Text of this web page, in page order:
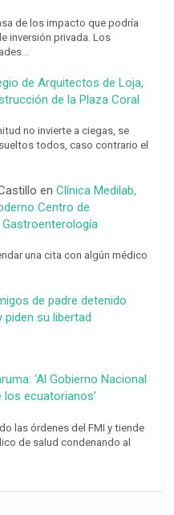
de los impacto que podría
inversión privada. Los
de Arquitectos de Loja,
de la Plaza Coral
no invierte a ciegas, se
todos, caso contrario el
en Clínica Medilab,
Centro de
una cita con algún médico
de padre detenido
piden su libertad
‘Al Gobierno Nacional
ecuatorianos’
las órdenes del FMI y tiende
de salud condenando al